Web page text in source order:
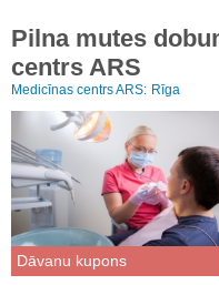
Pilna mutes
centrs ARS
Medicīnas centrs ARS: Rīga
Dāvanu kupons